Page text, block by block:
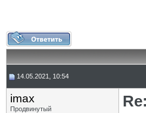
14.05.2021, 10:54
imax
Продвинутый